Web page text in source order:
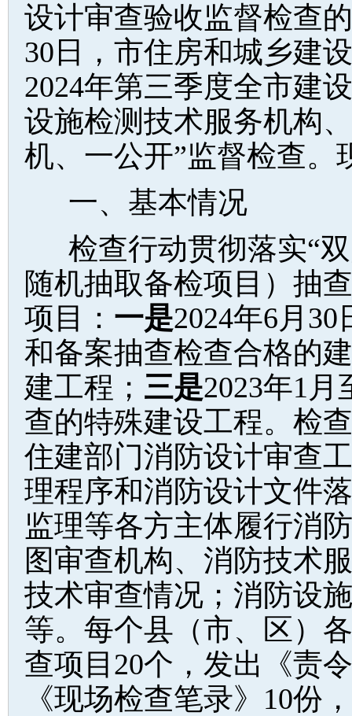
设计审查验收监督检查
30日，市住房和城乡建
2024年第三季度全市建
设施检测技术服务机构
机、一公开”监督检查。
一、基本情况
检查行动贯彻落实“
随机抽取备检项目）抽
项目： 一是2024年6月
和备案抽查检查合格的
建工程； 三是2023年1月
查的特殊建设工程。检
住建部门消防设计审查
理程序和消防设计文件
监理等各方主体履行消
图审查机构、消防技术
技术审查情况；消防设
等。每个县（市、区）
查项目20个，发出《责
《现场检查笔录》10份